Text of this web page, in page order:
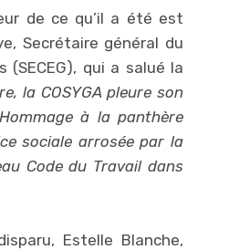
de ce qu’il a été est
Secrétaire général du
qui a salué la
la COSYGA pleure son
à la panthère
sociale arrosée par la
Code du Travail dans
Estelle Blanche,